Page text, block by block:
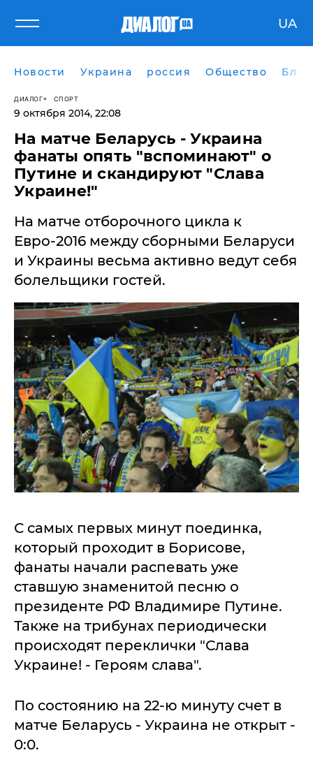
UA
Новости Украина россия Общество
ДИАЛОГ СПОРТ
9 октября 2014, 22:08
На матче Беларусь - Украина
фанаты опять "вспоминают" о
Путине и скандируют "Слава
Украине!"
На матче отборочного цикла к
Евро-2016 между сборными Беларуси
и Украины весьма активно ведут себя
болельщики гостей.
С самых первых минут поединка,
который проходит в Борисове,
фанаты начали распевать уже
ставшую знаменитой песню о
президенте РФ Владимире Путине.
Также на трибунах периодически
происходят переклички "Слава
Украине! - Героям слава".
По состоянию на 22-ю минуту счет в
матче Беларусь - Украина не открыт -
0:0.